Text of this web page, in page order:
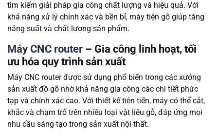
tìm kiếm giải pháp gia công chất lượng và hiệu quả. Với
khả năng xử lý chính xác và bền bỉ, máy tiện gỗ giúp tăng
năng suất và chất lượng sản phẩm.
Máy CNC router – Gia công linh hoạt, tối
ưu hóa quy trình sản xuất
Máy CNC router được sử dụng phổ biến trong các xưởng
sản xuất đồ gỗ nhờ khả năng gia công các chi tiết phức
tạp và chính xác cao. Với thiết kế tiên tiến, máy có thể cắt,
khắc và chạm trổ trên nhiều loại vật liệu gỗ, đáp ứng mọi
nhu cầu sáng tạo trong sản xuất nội thất.